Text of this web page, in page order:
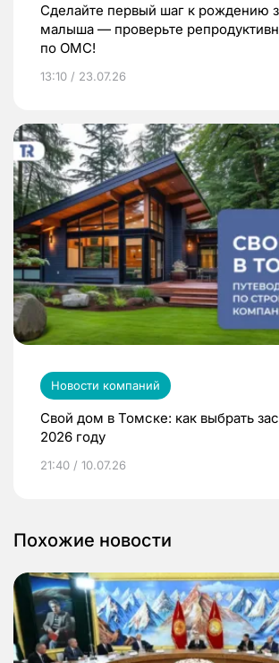
Сделайте первый шаг к рождению
малыша — проверьте
по ОМС!
13:10 / 23.07.26
Новости компаний
Свой дом в Томске: как выбрать
2026 году
21:40 / 10.07.26
Похожие новости